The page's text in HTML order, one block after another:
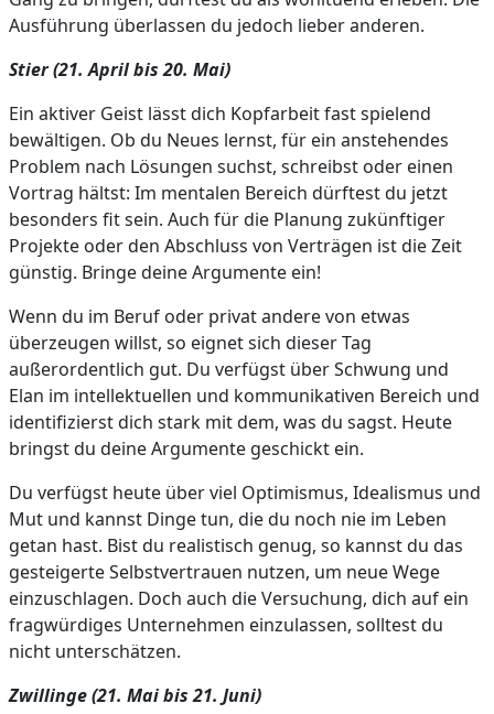
Ausführung überlassen du jedoch lieber anderen.
Stier (21. April bis 20. Mai)
Ein aktiver Geist lässt dich Kopfarbeit fast spielend
bewältigen. Ob du Neues lernst, für ein anstehendes
Problem nach Lösungen suchst, schreibst oder einen
Vortrag hältst: Im mentalen Bereich dürftest du jetzt
besonders fit sein. Auch für die Planung zukünftiger
Projekte oder den Abschluss von Verträgen ist die Zeit
günstig. Bringe deine Argumente ein!
Wenn du im Beruf oder privat andere von etwas
überzeugen willst, so eignet sich dieser Tag
außerordentlich gut. Du verfügst über Schwung und
Elan im intellektuellen und kommunikativen Bereich und
identifizierst dich stark mit dem, was du sagst. Heute
bringst du deine Argumente geschickt ein.
Du verfügst heute über viel Optimismus, Idealismus und
Mut und kannst Dinge tun, die du noch nie im Leben
getan hast. Bist du realistisch genug, so kannst du das
gesteigerte Selbstvertrauen nutzen, um neue Wege
einzuschlagen. Doch auch die Versuchung, dich auf ein
fragwürdiges Unternehmen einzulassen, solltest du
nicht unterschätzen.
Zwillinge (21. Mai bis 21. Juni)